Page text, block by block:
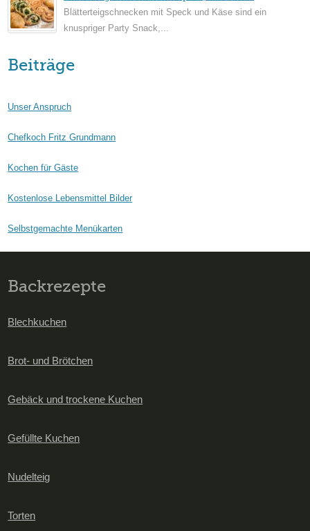
Blätterteigschnecken mit Speck und Käse sind ein
knuspriger Party Snack,...
Beiträge
Unser Anspruch
Chefkoch Fritz Grundmann
Kochen für Gäste
Kostenlose Lebensmittel Bilder
Selbstgemachte Menükarten
Backrezepte
Blechkuchen
Brot- und Brötchen
Gebäck und trockene Kuchen
Gefüllte Kuchen
Nudelteig
Torten